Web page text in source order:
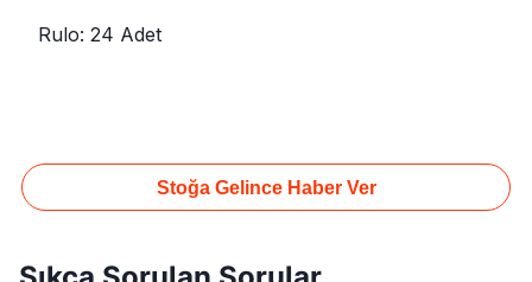
Rulo: 24 Adet
Stoğa Gelince Haber Ver